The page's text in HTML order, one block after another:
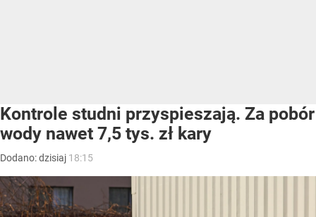
Kontrole studni przyspieszają. Za pobór
wody nawet 7,5 tys. zł kary
Dodano:dzisiaj 18:15